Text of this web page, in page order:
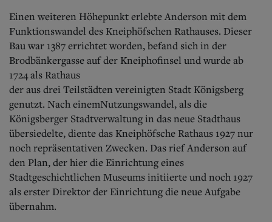
Einen weiteren Höhepunkt erlebte Anderson mit dem
Funktionswandel des Kneiphöfschen Rathauses. Dieser
Bau war 1387 errichtet worden, befand sich in der
Brodbänkergasse auf der Kneiphofinsel und wurde ab
1724 als Rathaus
der aus drei Teilstädten vereinigten Stadt Königsberg
genutzt. Nach einemNutzungswandel, als die
Königsberger Stadtverwaltung in das neue Stadthaus
übersiedelte, diente das Kneiphöfsche Rathaus 1927 nur
noch repräsentativen Zwecken. Das rief Anderson auf
den Plan, der hier die Einrichtung eines
Stadtgeschichtlichen Museums initiierte und noch 1927
als erster Direktorder Einrichtung die neue Aufgabe
übernahm.